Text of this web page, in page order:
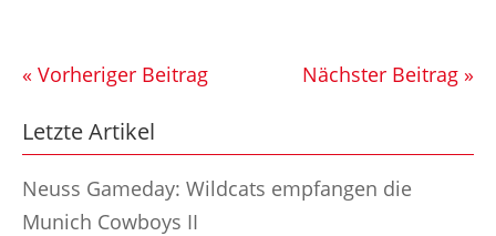
« Vorheriger Beitrag Nächster Beitrag »
Letzte Artikel
Neuss Gameday: Wildcats empfangen die
Munich Cowboys II